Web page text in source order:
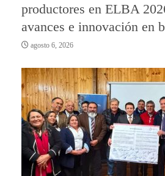
productores en ELBA
avances e innovación en
agosto 6, 2026